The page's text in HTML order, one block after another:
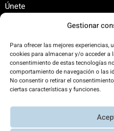
Gestionar
Para ofrecer las mejores
cookies para almacenar y/o acceder
consentimiento de estas tecnologías
comportamiento de navegación o las
No consentir o retirar el
ciertas características y funciones.
Únete
C/ Santa Engracia, 108. 5º
+34 625 47 42 11
300%. Web